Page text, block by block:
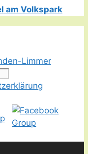
am Volkspark
Limmer